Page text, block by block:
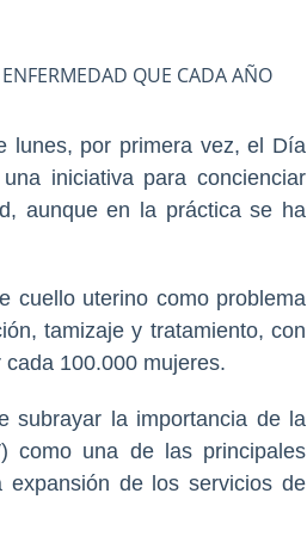
QUE CADA AÑO
lunes, por primera vez, el Día
iniciativa para concienciar
aunque en la práctica se ha
cuello uterino como problema
tamizaje y tratamiento, con
100.000 mujeres.
subrayar la importancia de la
como una de las principales
expansión de los servicios de